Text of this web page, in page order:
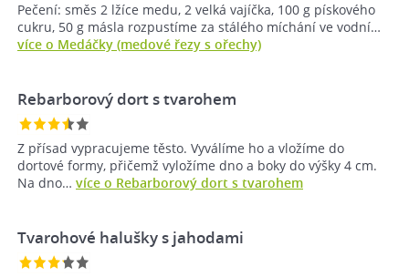
Pečení: směs 2 lžíce medu, 2 velká vajíčka, 100 g pískového
cukru, 50 g másla rozpustíme za stálého míchání ve vodní…
více o Medáčky (medové řezy s ořechy)
Rebarborový dort s tvarohem
Z přísad vypracujeme těsto. Vyválíme ho a vložíme do
dortové formy, přičemž vyložíme dno a boky do výšky 4 cm.
Na dno… více o Rebarborový dort s tvarohem
Tvarohové halušky s jahodami